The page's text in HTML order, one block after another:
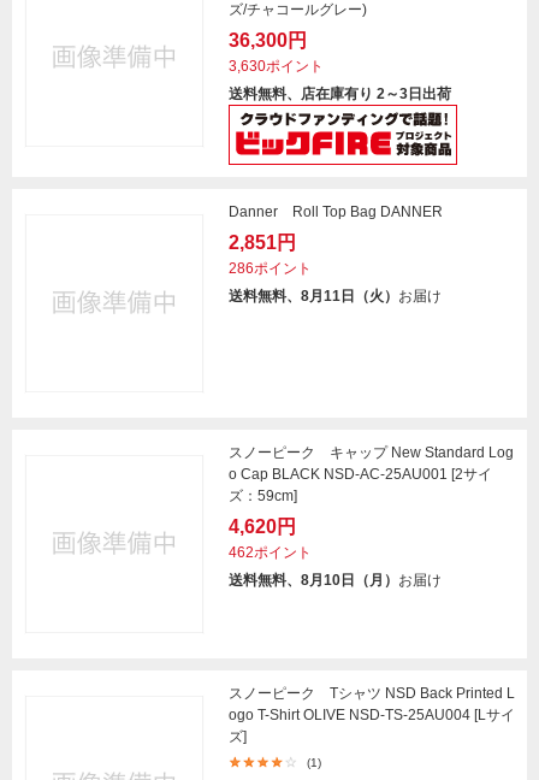
ズ/チャコールグレー)
36,300円
3,630ポイント
送料無料、店在庫有り 2～3日出荷
Danner Roll Top Bag DANNER
2,851円
286ポイント
送料無料、8月11日（火） お届け
スノーピーク キャップ New Standard Log
o Cap BLACK NSD-AC-25AU001 [2サイ
ズ：59cm]
4,620円
462ポイント
送料無料、8月10日（月） お届け
スノーピーク Tシャツ NSD Back Printed L
ogo T-Shirt OLIVE NSD-TS-25AU004 [Lサイ
ズ]
(1)